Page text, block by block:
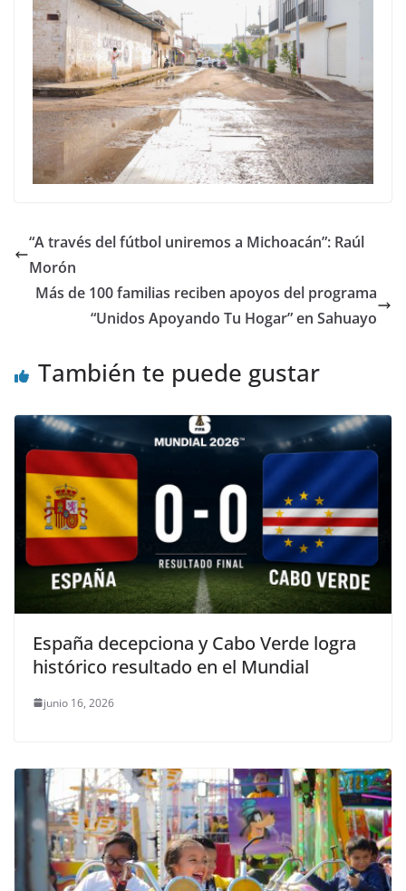
“A través del fútbol uniremos a Michoacán”: Raúl
Morón
Más de 100 familias reciben apoyos del programa
“Unidos Apoyando Tu Hogar” en Sahuayo
También te puede gustar
España decepciona y Cabo Verde logra
histórico resultado en el Mundial
junio 16, 2026